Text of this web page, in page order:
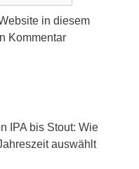
in diesem
Kommentar
IPA bis Stout: Wie
auswählt